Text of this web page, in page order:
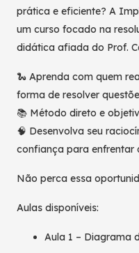
prática e eficiente? A
um curso focado na
didática afiada do Prof.
🐍 Aprenda com quem
forma de resolver
📚 Método direto e
🧠 Desenvolva seu
confiança para enfrentar
Não perca essa
Aulas disponíveis:
Aula 1 – Diagrama